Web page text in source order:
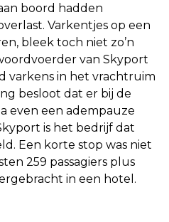
boord hadden
Varkentjes op een
bleek toch niet zo’n
van Skyport
varkens in het vrachtruim
besloot dat er bij de
even een adempauze
is het bedrijf dat
Een korte stop was niet
259 passagiers plus
in een hotel.